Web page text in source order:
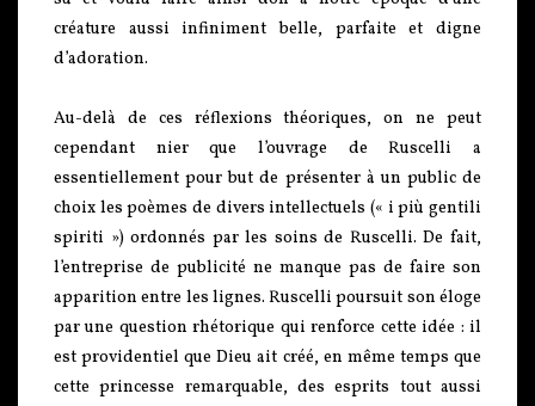
créature aussi infiniment belle, parfaite et digne
d’adoration.
Au-delà de ces réflexions théoriques, on ne peut
cependant nier que l’ouvrage de Ruscelli a
essentiellement pour but de présenter à un public de
choix les poèmes de divers intellectuels (« i più gentili
spiriti ») ordonnés par les soins de Ruscelli. De fait,
l’entreprise de publicité ne manque pas de faire son
apparition entre les lignes. Ruscelli poursuit son éloge
par une question rhétorique qui renforce cette idée : il
est providentiel que Dieu ait créé, en même temps que
cette princesse remarquable, des esprits tout aussi